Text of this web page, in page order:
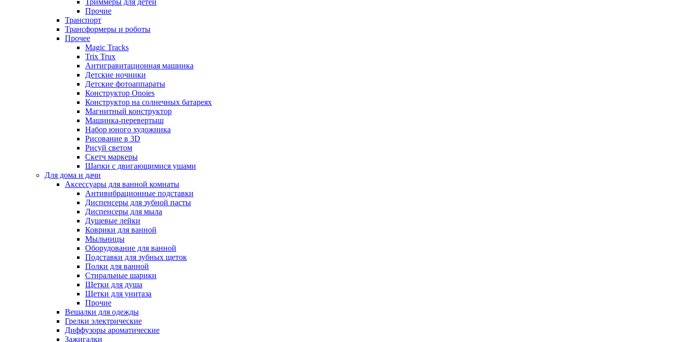
Триммеры для детей
Прочие
Транспорт
Трансформеры и роботы
Прочее
Magic Tracks
Trix Trux
Антигравитационная машинка
Детские ночники
Детские фотоаппараты
Конструктор Onoies
Конструктор на солнечных батареях
Магнитный конструктор
Машинка-перевертыш
Набор юного художника
Рисование в 3D
Рисуй светом
Скетч маркеры
Шапки с двигающимися ушами
Для дома и дачи
Аксессуары для ванной комнаты
Антивибрационные подставки
Диспенсеры для зубной пасты
Диспенсеры для мыла
Душевые лейки
Коврики для ванной
Мыльницы
Оборудование для ванной
Подставки для зубных щеток
Полки для ванной
Стиральные шарики
Щетки для душа
Щетки для унитаза
Прочие
Вешалки для одежды
Грелки электрические
Диффузоры ароматические
Зажигалки